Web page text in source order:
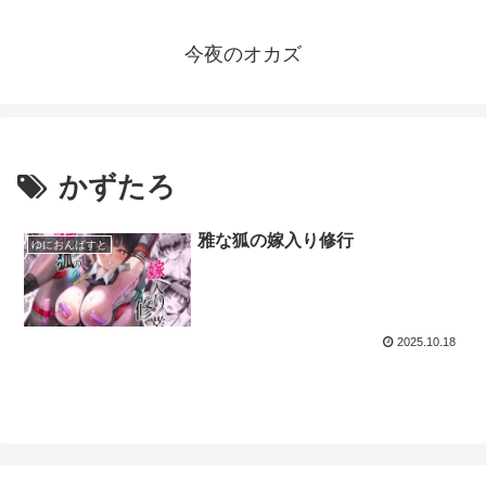
今夜のオカズ
かずたろ
ゆにおんばすと 雅な狐の嫁入り修行
2025.10.18